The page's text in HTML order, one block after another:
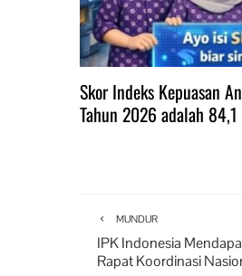
Skor Indeks Kepuasan
Tahun 2026 adalah 84,1
MUNDUR
IPK Indonesia
Rapat Koordinasi